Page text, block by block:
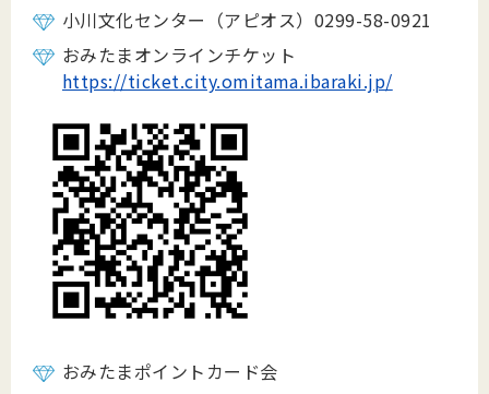
小川文化センター（アピオス）0299-58-0921
おみたまオンラインチケット
https://ticket.city.omitama.ibaraki.jp/
おみたまポイントカード会